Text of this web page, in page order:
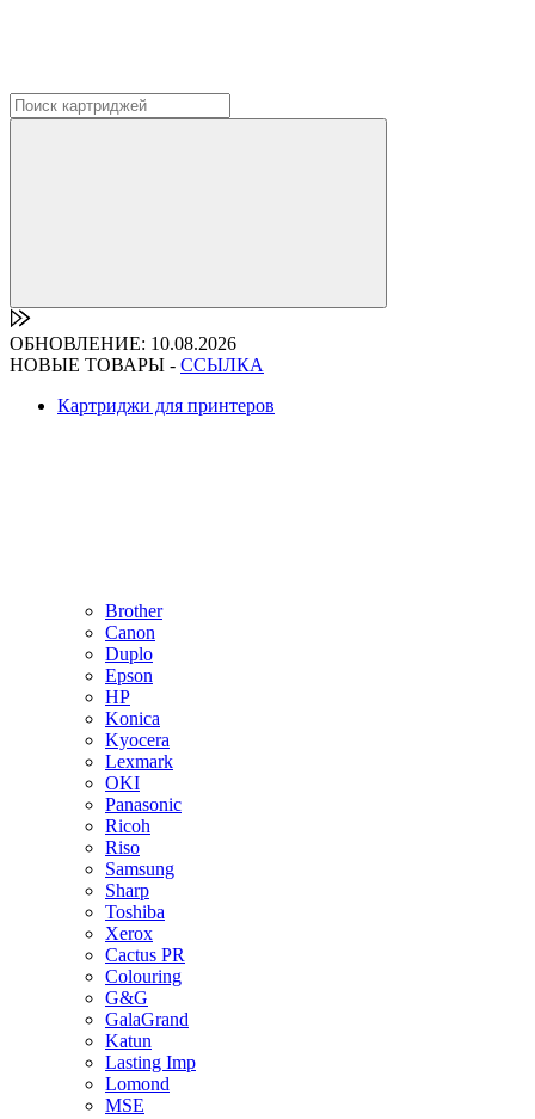
ОБНОВЛЕНИЕ: 10.08.2026
НОВЫЕ ТОВАРЫ - ССЫЛКА
Картриджи для принтеров
Brother
Canon
Duplo
Epson
HP
Konica
Kyocera
Lexmark
OKI
Panasonic
Ricoh
Riso
Samsung
Sharp
Toshiba
Xerox
Cactus PR
Colouring
G&G
GalaGrand
Katun
Lasting Imp
Lomond
MSE